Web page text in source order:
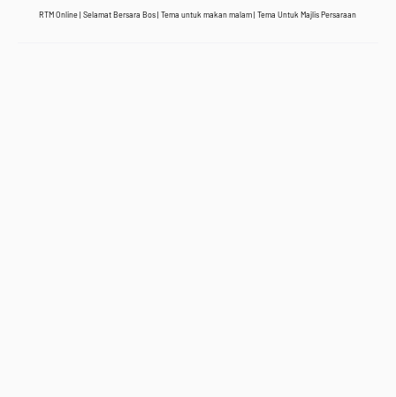
RTM Online | Selamat Bersara Bos | Tema untuk makan malam | Tema Untuk Majlis Persaraan